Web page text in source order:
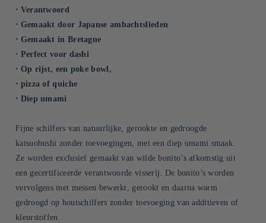
⋅ Verantwoord
⋅ Gemaakt door Japanse ambachtslieden
⋅ Gemaakt in Bretagne
⋅ Perfect voor dashi
⋅ Op rijst, een poke bowl,
⋅ pizza of quiche
⋅ Diep umami
Fijne schilfers van natuurlijke, gerookte en gedroogde
katsuobushi zonder toevoegingen, met een diep umami smaak.
Ze worden exclusief gemaakt van wilde bonito’s afkomstig uit
een gecertificeerde verantwoorde visserij. De bonito’s worden
vervolgens met messen bewerkt, gerookt en daarna warm
gedroogd op houtschilfers zonder toevoeging van additieven of
kleurstoffen.